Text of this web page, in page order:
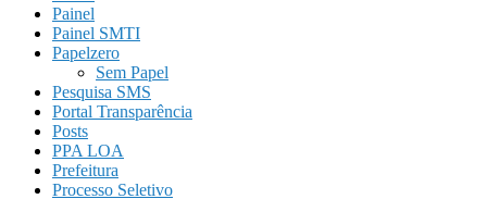
Painel
Painel SMTI
Papelzero
Sem Papel
Pesquisa SMS
Portal Transparência
Posts
PPA LOA
Prefeitura
Processo Seletivo